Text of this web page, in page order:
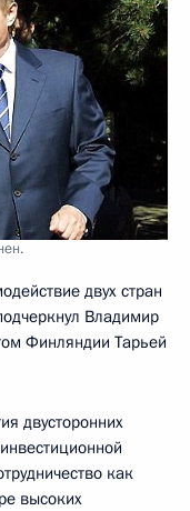
двух стран
Владимир
Финляндии Тарьей
двусторонних
как
высоких